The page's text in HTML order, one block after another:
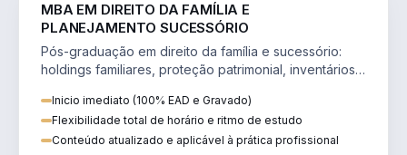
MBA EM DIREITO DA FAMÍLIA E
PLANEJAMENTO SUCESSÓRIO
Pós-graduação em direito da família e sucessório:
holdings familiares, proteção patrimonial, inventários
Inicio imediato (100% EAD e Gravado)
Flexibilidade total de horário e ritmo de estudo
Conteúdo atualizado e aplicável à prática profissional